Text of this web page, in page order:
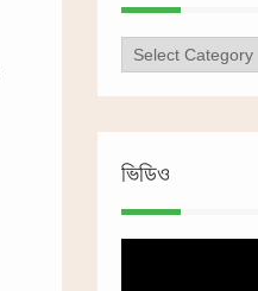
ক্যাটাগরি
ভিডিও